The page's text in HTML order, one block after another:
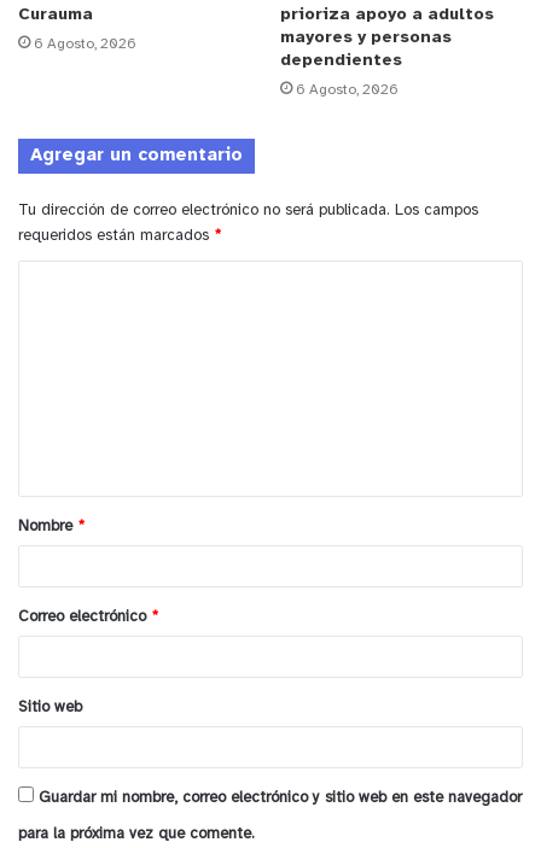
Curauma
6 Agosto, 2026
prioriza apoyo a adultos
mayores y personas
dependientes
6 Agosto, 2026
Agregar un comentario
Tu dirección de correo electrónico no será publicada. Los campos
requeridos están marcados *
a
r
*
Nombre *
Correo electrónico *
Sitio web
Guardar mi nombre, correo electrónico y sitio web en este navegador
para la próxima vez que comente.